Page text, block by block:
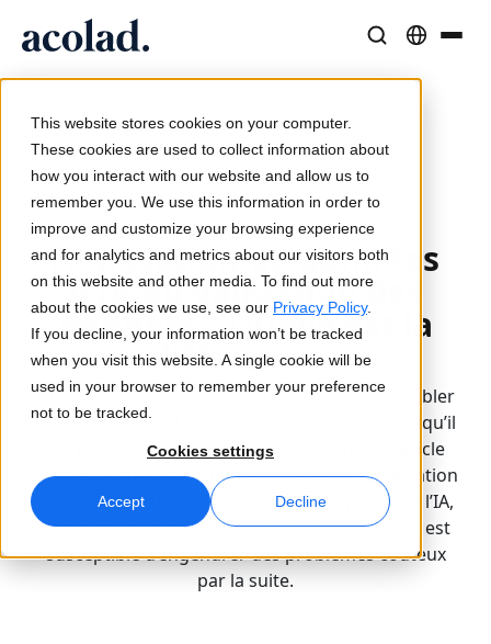
This website stores cookies on your computer.
These cookies are used to collect information about
how you interact with our website and allow us to
remember you. We use this information in order to
improve and customize your browsing experience
and for analytics and metrics about our visitors both
on this website and other media. To find out more
about the cookies we use, see our Privacy Policy.
If you decline, your information won’t be tracked
when you visit this website. A single cookie will be
used in your browser to remember your preference
not to be tracked.
Cookies settings
Accept Decline
Traduction
Vitesse de l’IA, précision humaine
Interprétation
Communication fluide, partout
Médias et Divertissement
Donnez vie à vos contenus sur tous les écrans
Conseil et Externalisation
Touchez et convertissez des publics à l’international
Lia Go
Traductions instantanées conformes à votre marque
Lia Services
Géré par des experts
Lia Live
L'interprétation revisitée
Connectivité
Traduction vocale en temps réel
Études de cas
Résultats concrets de nos clients
Articles
Analyses d’experts sur le contenu global
Ebooks
Guides et stratégies approfondis
Webinaires à la demande
À propos d’Acolad
Durabilité
Partenaires
Actualités
Annotation de données d’IA ou validation des
données
2026-03-27
Annotation de données
d’IA ou validation des
données : Quelle est la
différence ?
Un ensemble de données étiquetées peut sembler
complet, mais cela ne signifie pas pour autant qu’il
est prêt pour la phase de production. Cet article
vous explique pourquoi l’annotation et la validation
ont des objectifs différents dans le pipeline de l’IA,
et pourquoi le fait d’omettre la seconde étape est
susceptible d’engendrer des problèmes coûteux
par la suite.